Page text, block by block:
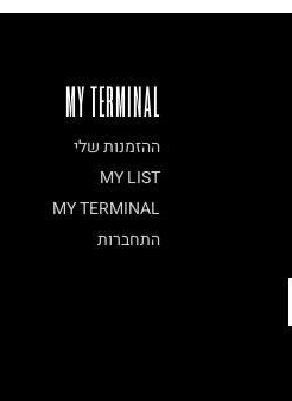
MY TERMINAL
ההזמנות שלי
MY LIST
MY TERMINAL
התחברות